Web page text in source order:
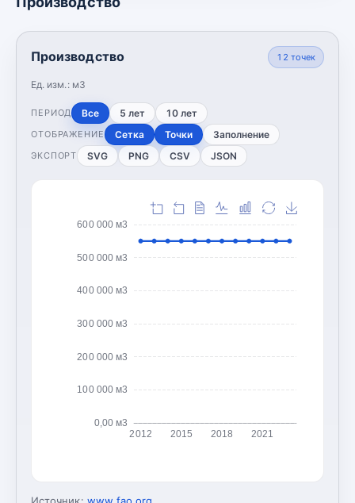
Производство
Ед. изм.: м3
12 точек
ПЕРИОД Все 5 лет 10 лет
ОТОБРАЖЕНИЕ Сетка Точки Заполнение
ЭКСПОРТ SVG PNG CSV JSON
0,00 м3
100 000 м3
200 000 м3
300 000 м3
400 000 м3
500 000 м3
600 000 м3
2012 2015 2018 2021
Источник: www.fao.org